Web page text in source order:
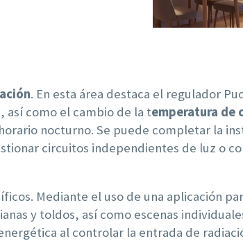
. En esta área destaca el regulador
, así como el cambio de la temperatura de
nocturno. Se puede completar la
circuitos independientes de luz o
Mediante el uso de una aplicación
y toldos, así como escenas
al controlar la entrada de